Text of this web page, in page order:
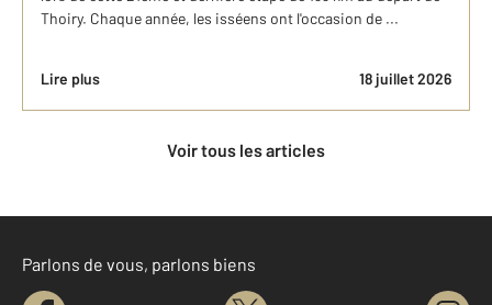
Thoiry. Chaque année, les isséens ont l'occasion de ...
Lire plus 18 juillet 2026
Voir tous les articles
Parlons de vous, parlons biens